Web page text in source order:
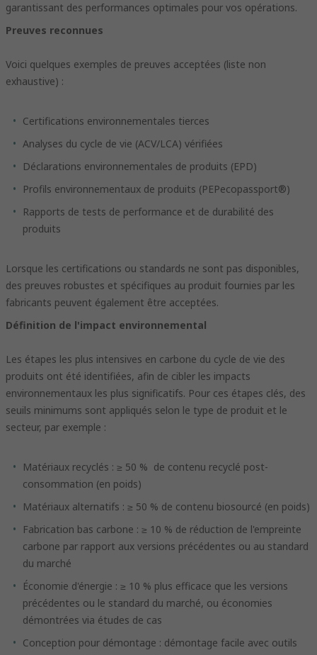
garantissant des performances optimales pour vos opérations.
Preuves reconnues
Voici quelques exemples de preuves acceptées (liste non
exhaustive) :
Certifications environnementales tierces
Analyses du cycle de vie (ACV/LCA) vérifiées
Déclarations environnementales de produits (EPD)
Profils environnementaux de produits (PEPecopassport®)
Rapports de tests de performance et de durabilité des
produits
Lorsque les certifications ou standards ne sont pas disponibles,
des preuves robustes et spécifiques au produit fournies par les
fabricants peuvent également être acceptées.
Définition de l'impact environnemental
Les étapes les plus intensives en carbone du cycle de vie des
produits ont été identifiées, afin de cibler les impacts
environnementaux les plus significatifs. Pour ces étapes clés, des
seuils minimums sont appliqués selon le type de produit et le
secteur, par exemple :
Matériaux recyclés : ≥ 50 % de contenu recyclé post-
consommation (en poids)
Matériaux alternatifs : ≥ 50 % de contenu biosourcé (en poids)
Fabrication bas carbone : ≥ 10 % de réduction de l'empreinte
carbone par rapport aux versions précédentes ou au standard
du marché
Économie d'énergie : ≥ 10 % plus efficace que les versions
précédentes ou le standard du marché, ou économies
démontrées via études de cas
Conception pour démontage : démontage facile avec outils